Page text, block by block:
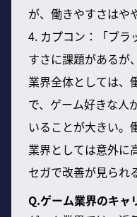
が、働きやすさはや
4. カプコン：「ブラ
すさに課題があるが
業界全体としては、
で、ゲーム好きな人
いることが大きい。
業界としては意外に
セガで改善が見られ
Q.ゲーム業界のキャ